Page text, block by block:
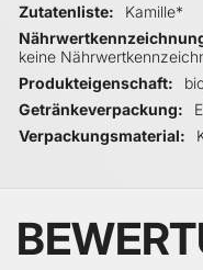
Zutatenliste
Kamille*
keine
Produkteigenschaft
Getränkeverpackung
Verpackungsmaterial